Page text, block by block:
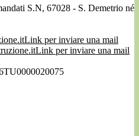
S.N, 67028 - S. Demetrio né
Link per inviare una mail
Link per inviare una mail